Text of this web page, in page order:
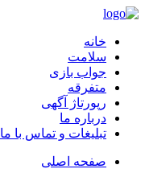
خانه
سلامت
جواب بازی
متفرقه
رپورتاژ آگهی
درباره ما
تبلیغات و تماس با ما
صفحه اصلی